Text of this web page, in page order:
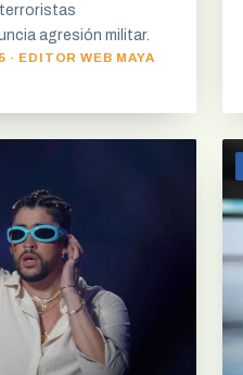
agresión militar.
· EDITOR WEB MAYA